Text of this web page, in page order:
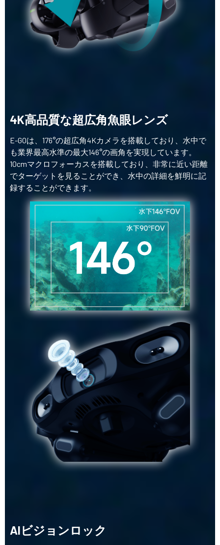
4K高品質な超広角魚眼レンズ
E-GOは、176°の超広角4Kカメラを搭載しており、水中で
も業界最高水準の最大146°の画角を実現しています。
10cmマクロフォーカスを搭載しており、非常に近い距離
でターゲットを見ることができ、水中の詳細を鮮明に記
録することができます。
AIビジョンロック